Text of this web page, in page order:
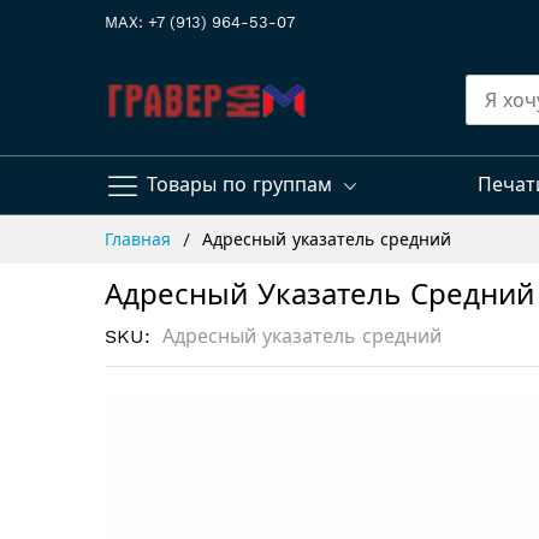
MAX: +7 (913) 964-53-07
Товары по группам
Главная Адресный указатель средний
Адресный Указатель Средний
SKU Адресный указатель средний